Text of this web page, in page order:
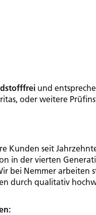
und
oder weitere
Kunden seit
in der vierten
bei Nemmer arbeiten
durch qualitativ